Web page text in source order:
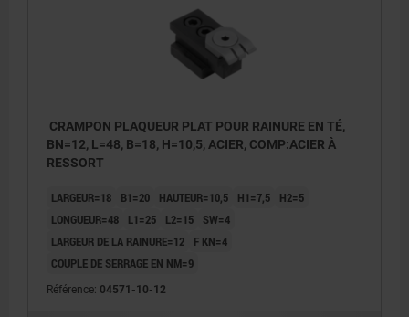
CRAMPON PLAQUEUR PLAT POUR RAINURE EN TÉ,
BN=12, L=48, B=18, H=10,5, ACIER, COMP:ACIER À
RESSORT
LARGEUR=18 B1=20 HAUTEUR=10,5 H1=7,5
H2=5
LONGUEUR=48
L1=25 L2=15
SW=4
LARGEUR DE LA RAINURE=12
F KN=4
COUPLE DE SERRAGE EN NM=9
Référence: 04571-10-12